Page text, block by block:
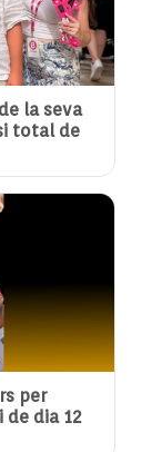
la seva
total de
per
de dia 12